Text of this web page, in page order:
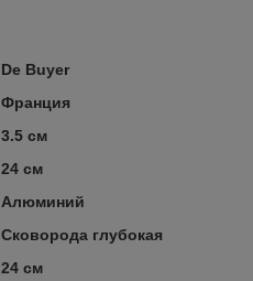
De Buyer
Франция
3.5 см
24 см
Алюминий
Сковорода глубокая
24 см